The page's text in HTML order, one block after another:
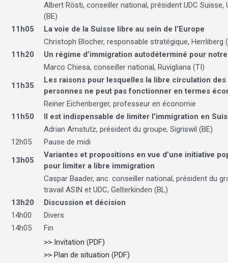
Albert Rösti, conseiller national, président UDC Suisse,
(BE)
11h05
La voie de la Suisse libre au sein de l’Europe
Christoph Blocher, responsable stratégique, Herrliberg
11h20
Un régime d’immigration autodéterminé pour
Marco Chiesa, conseiller national, Ruvigliana (TI)
11h35
Les raisons pour lesquelles la libre circulation des
personnes ne peut pas fonctionner en termes
Reiner Eichenberger, professeur en économie
11h50
Il est indispensable de limiter l’immigration en
Adrian Amstutz, président du groupe, Sigriswil (BE)
12h05
Pause de midi
13h05
Variantes et propositions en vue d’une initiative
pour limiter a libre immigration
Caspar Baader, anc. conseiller national, président du
travail ASIN et UDC, Gelterkinden (BL)
13h20
Discussion et décision
14h00
Divers
14h05
Fin
>> Invitation (PDF)
>> Plan de situation (PDF)